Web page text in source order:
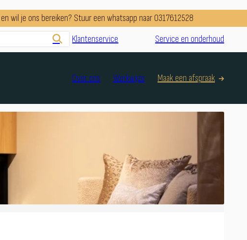
wil je ons bereiken? Stuur een whatsapp naar 0317612528
Klantenservice Service en onderhoud
Over ons Werkwijze Maak een afspraak